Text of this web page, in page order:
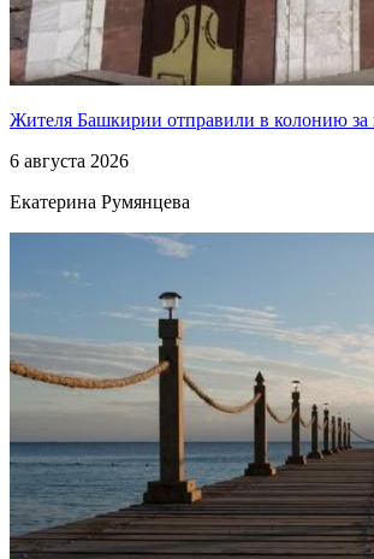
Жителя Башкирии отправили в колонию
6 августа 2026
Екатерина Румянцева